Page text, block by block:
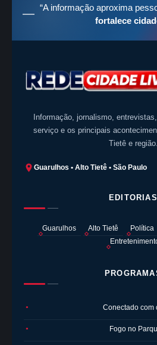
“A informação aproxima
fortalece
Informação, jornalismo,
serviço e os principais
Tietê e região.
Guarulhos • Alto Tietê • São Paulo
EDITORIAS
Guarulhos Alto Tietê Política
● Conectado com
● Fogo no